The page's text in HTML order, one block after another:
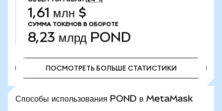
1,61 млн $
СУММА ТОКЕНОВ В ОБОРОТЕ
8,23 млрд POND
ПОСМОТРЕТЬ БОЛЬШЕ СТАТИСТИКИ
Способы использования POND в MetaMask